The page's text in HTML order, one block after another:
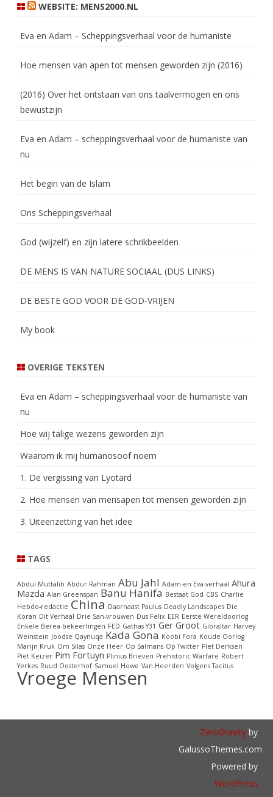
WEBSITE: MENS2000.NL
Eva en Adam – Scheppingsverhaal voor de humaniste
Hoe mensen van apen tot mensen geworden zijn (2016)
(2016) Over het ontstaan van ons taalvermogen en ons
bewustzijn
Eva en Adam – scheppingsverhaal voor de humaniste van
nu
Het begin van de Islam
Ons Scheppingsverhaal
God (wijzelf) en zijn latere schrikbeelden
DE MENS IS VAN NATURE SOCIAAL (DUS LINKS)
DE BESTE GOD VOOR DE GOD-VRIJEN
My book
OVERIGE TEKSTEN
Eva en Adam – scheppingsverhaal voor de humaniste van
nu
Hoe wij talige wezens geworden zijn
Waarom ik mij humanosoof noem
1. De vergissing van Lyotard
2. Hoe mensen van mensapen tot mensen geworden zijn
3. Uiteenzetting van het idee
TAGS
Abdul Muttalib Abdur Rahman Abu Jahl Adam-en Eva-verhaal Ahura
Mazda Alan Greenspan Banu Hanifa Bestaat God CBS Charlie
Hebdo-redactie China Daarnaast Paulus Deadly Landscapes Die
Koran Dit Verhaal Drie San-vrouwen Dus Felix EER Eerste Wereldoorlog
Enkele Berea-bekeerlingen FED Gathas Y31 Ger Groot Gibraltar Harvey
Weinstein Joodse Qaynuqa Kada Gona Koobi Fora Koude Oorlog
Marijn Kruk Om Silas Onze Heer Op Salmans Op Twitter Piet Derksen
Piet Keizer Pim Fortuyn Plinius Brieven Prehistoric Warfare Robert
Yerkes Ruud Oosterhof Samuel Howe Van Heerden Volgens Tacitus
Vroege Mensen
ZeroGravityby
GalussoThemes.com
Powered by
WordPress